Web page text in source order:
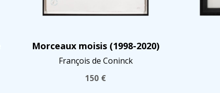
Morceaux moisis (1998-2020)
François de Coninck
150 €